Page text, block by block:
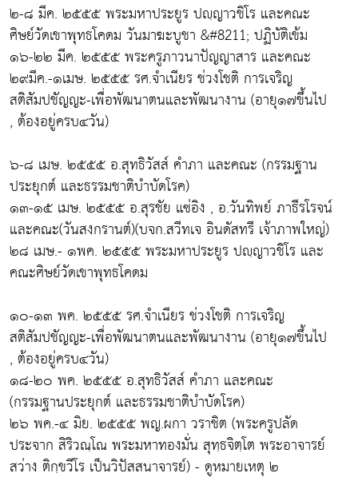
๒-๘ มีค. ๒๕๕๕ พระมหาประยูร ปญฺญาวชิโร และคณะ
ศิษย์วัดเขาพุทธโคดม วันมาฆะบูชา &#8211; ปฏิบัติเข้ม
๑๖-๒๒ มีค. ๒๕๕๕ พระครูภาวนาปัญญาสาร และคณะ
๒๙มีค.-๑เมษ. ๒๕๕๕ รศ.จำเนียร ช่วงโชติ การเจริญ
สติสัมปชัญญะ-เพื่อพัฒนาตนและพัฒนางาน (อายุ๑๗ขึ้นไป
, ต้องอยู่ครบ๔วัน)
๖-๘ เมษ. ๒๕๕๕ อ.สุทธิวัสส์ คำภา และคณะ (กรรมฐาน
ประยุกต์ และธรรมชาติบำบัดโรค)
๑๓-๑๕ เมษ. ๒๕๕๕ อ.สุรชัย แซ่อิง , อ.วันทิพย์ ภาธีรโรจน์
และคณะ(วันสงกรานต์)(บจก.สวีทเจ อินดัสทรี เจ้าภาพใหญ่)
๒๘ เมษ.- ๑พค. ๒๕๕๕ พระมหาประยูร ปญฺญาวชิโร และ
คณะศิษย์วัดเขาพุทธโคดม
๑๐-๑๓ พค. ๒๕๕๕ รศ.จำเนียร ช่วงโชติ การเจริญ
สติสัมปชัญญะ-เพื่อพัฒนาตนและพัฒนางาน (อายุ๑๗ขึ้นไป
, ต้องอยู่ครบ๔วัน)
๑๘-๒๐ พค. ๒๕๕๕ อ.สุทธิวัสส์ คำภา และคณะ
(กรรมฐานประยุกต์ และธรรมชาติบำบัดโรค)
๒๖ พค.-๔ มิย. ๒๕๕๕ พญ.ผกา วราชิต (พระครูปลัด
ประจาก สิริวณฺโณ พระมหาทองมั่น สุทฺธจิตฺโต พระอาจารย์
สว่าง ติกฺขวีโร เป็นวิปัสสนาจารย์) - ดูหมายเหตุ ๒